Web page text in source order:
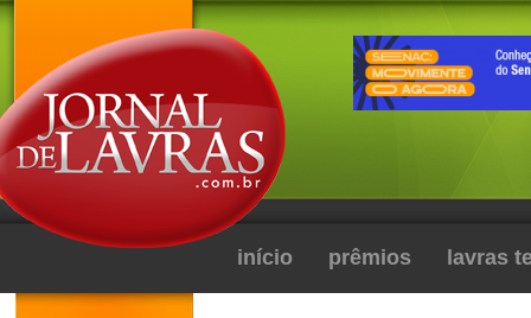
início prêmios lavras